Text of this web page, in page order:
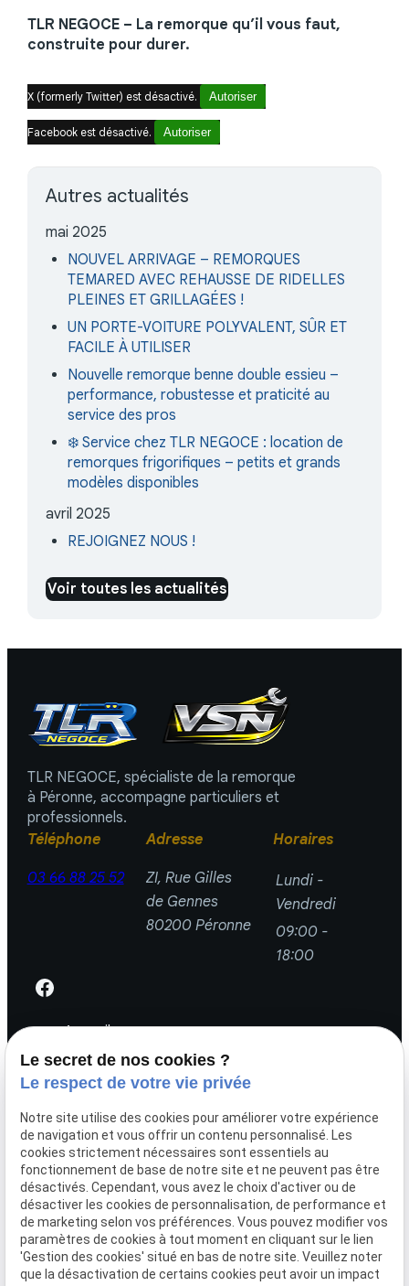
TLR NEGOCE – La remorque qu’il vous faut,
construite pour durer.
X (formerly Twitter) est désactivé. Autoriser
Facebook est désactivé. Autoriser
Autres actualités
mai 2025
NOUVEL ARRIVAGE – REMORQUES
TEMARED AVEC REHAUSSE DE RIDELLES
PLEINES ET GRILLAGÉES !
UN PORTE-VOITURE POLYVALENT, SÛR ET
FACILE À UTILISER
Nouvelle remorque benne double essieu –
performance, robustesse et praticité au
service des pros
❄️ Service chez TLR NEGOCE : location de
remorques frigorifiques – petits et grands
modèles disponibles
avril 2025
REJOIGNEZ NOUS !
Voir toutes les actualités
TLR NEGOCE, spécialiste de la remorque
à Péronne, accompagne particuliers et
professionnels.
Téléphone
03 66 88 25 52
Adresse
ZI, Rue Gilles
de Gennes
80200 Péronne
Horaires
Lundi -
Vendredi
09:00 -
18:00
Accueil
TLR Négoce
Actualités
Devis
Contact
Louer une remorque
Acheter une remorque
Remorques VSN sur mesure
Applications / Métiers
Réparation & pièces
Le secret de nos cookies ?
Le respect de votre vie privée
Notre site utilise des cookies pour améliorer votre expérience
de navigation et vous offrir un contenu personnalisé. Les
cookies strictement nécessaires sont essentiels au
fonctionnement de base de notre site et ne peuvent pas être
désactivés. Cependant, vous avez le choix d'activer ou de
désactiver les cookies de personnalisation, de performance et
de marketing selon vos préférences. Vous pouvez modifier vos
paramètres de cookies à tout moment en cliquant sur le lien
'Gestion des cookies' situé en bas de notre site. Veuillez noter
que la désactivation de certains cookies peut avoir un impact